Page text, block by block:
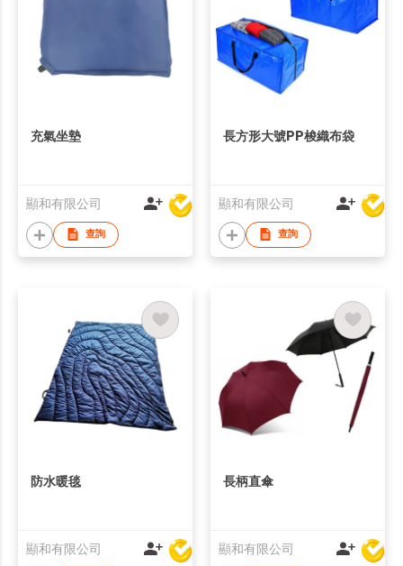
充氣坐墊
顯和有限公司
查詢
長方形大號PP梭織布袋
顯和有限公司
查詢
防水暖毯
顯和有限公司
長柄直傘
顯和有限公司